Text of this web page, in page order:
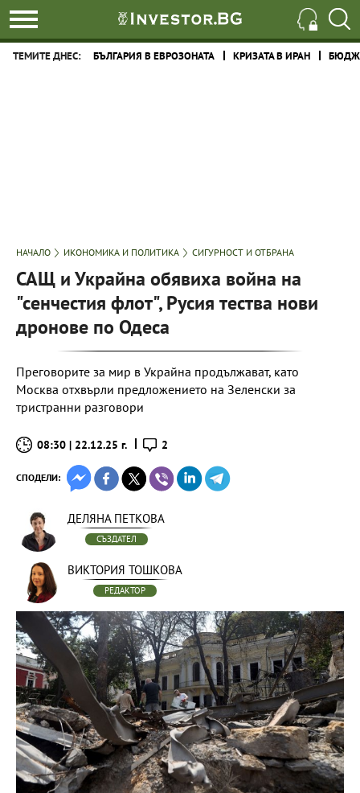
ТЕМИТЕ ДНЕС: БЪЛГАРИЯ В ЕВРОЗОНАТА КРИЗАТА В ИРАН
НАЧАЛО ИКОНОМИКА И ПОЛИТИКА СИГУРНОСТ И ОТБРАНА
САЩ и Украйна обявиха война на
"сенчестия флот", Русия тества нови
дронове по Одеса
Преговорите за мир в Украйна продължават, като
Москва отхвърли предложението на Зеленски за
тристранни разговори
08:30 | 22.12.25 г. 2
СПОДЕЛИ:
ДЕЛЯНА ПЕТКОВА
СЪЗДАТЕЛ
ВИКТОРИЯ ТОШКОВА
РЕДАКТОР